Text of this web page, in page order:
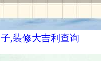
,装修大吉利查询